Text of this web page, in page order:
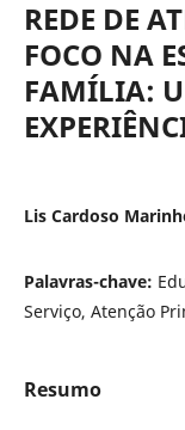
REDE DE
FOCO NA
FAMÍLIA:
Lis Cardoso
Palavras-chave:
Serviço, Atenção
Resumo